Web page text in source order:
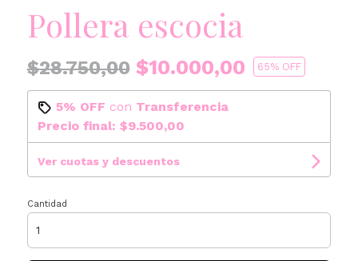
Pollera escocia
$28.750,00$10.000,00 65% OFF
5% OFF con Transferencia
Precio final: $9.500,00
Ver cuotas y descuentos
Cantidad